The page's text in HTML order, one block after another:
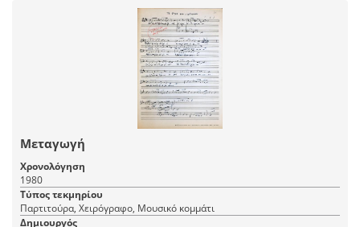
Μεταγωγή
Χρονολόγηση
1980
Τύπος τεκμηρίου
Παρτιτούρα, Χειρόγραφο, Μουσικό κομμάτι
Δημιουργός